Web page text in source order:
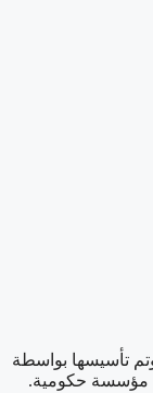
المجلة العلمية أهرام من عام 2008 وتم تأسيسها بواسطة
مؤسسة حكومية.